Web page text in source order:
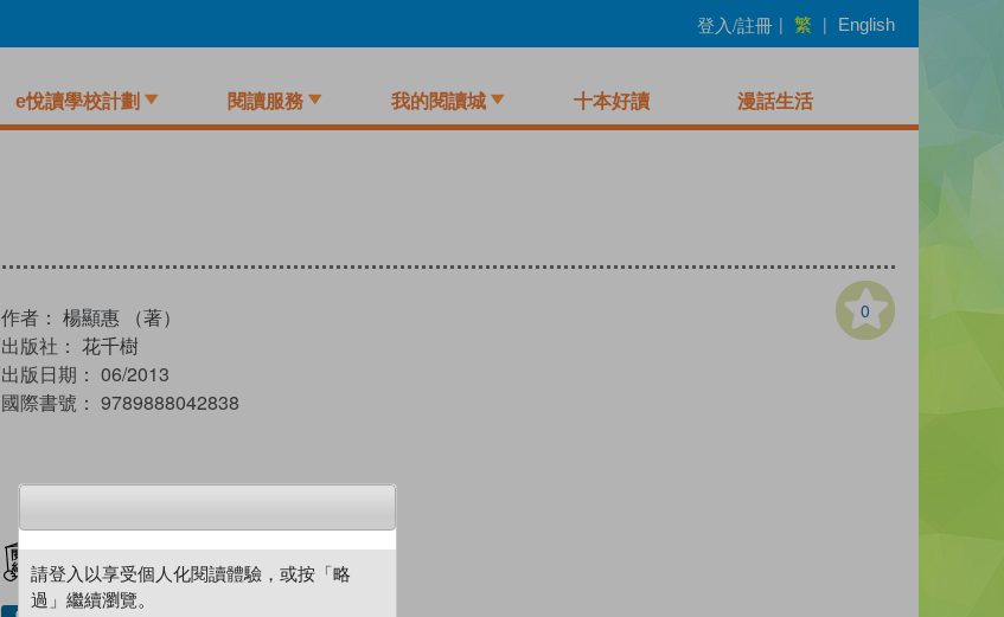
登入/註冊 | 繁 | English
e悅讀學校計劃 閱讀服務 我的閱讀城 十本好讀 漫話生活
0
作者： 楊顯惠 （著）
出版社： 花千樹
出版日期： 06/2013
國際書號： 9789888042838
加入閱讀紀錄
請登入以享受個人化閱讀體驗，或按「略
過」繼續瀏覽。